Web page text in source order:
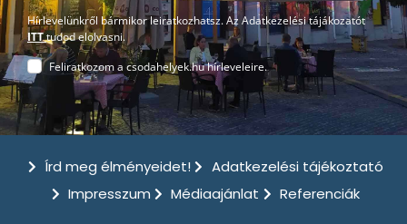
Hírlevelünkről bármikor leiratkozhatsz. Az Adatkezelési tájákozatót
ITTtudod elolvasni.
Feliratkozom a csodahelyek.hu hírleveleire.
Írd meg élményeidet!
Adatkezelési tájékoztató
Impresszum
Médiaajánlat Referenciák